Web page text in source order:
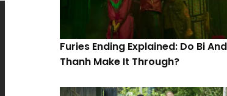
Furies Ending Explained: Do Bi And
Thanh Make It Through?